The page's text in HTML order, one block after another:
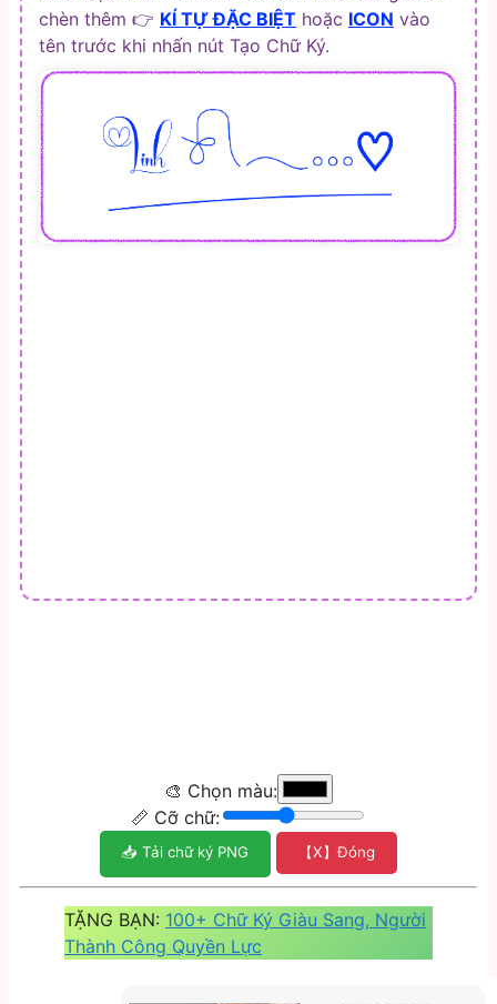
chèn thêm 👉 KÍ TỰ ĐẶC BIỆT hoặc ICON vào
tên trước khi nhấn nút Tạo Chữ Ký.
🎨 Chọn màu:
📏 Cỡ chữ:
📥 Tải chữ ký PNG 【X】Đóng
TẶNG BẠN: 100+ Chữ Ký Giàu Sang, Người
Thành Công Quyền Lực